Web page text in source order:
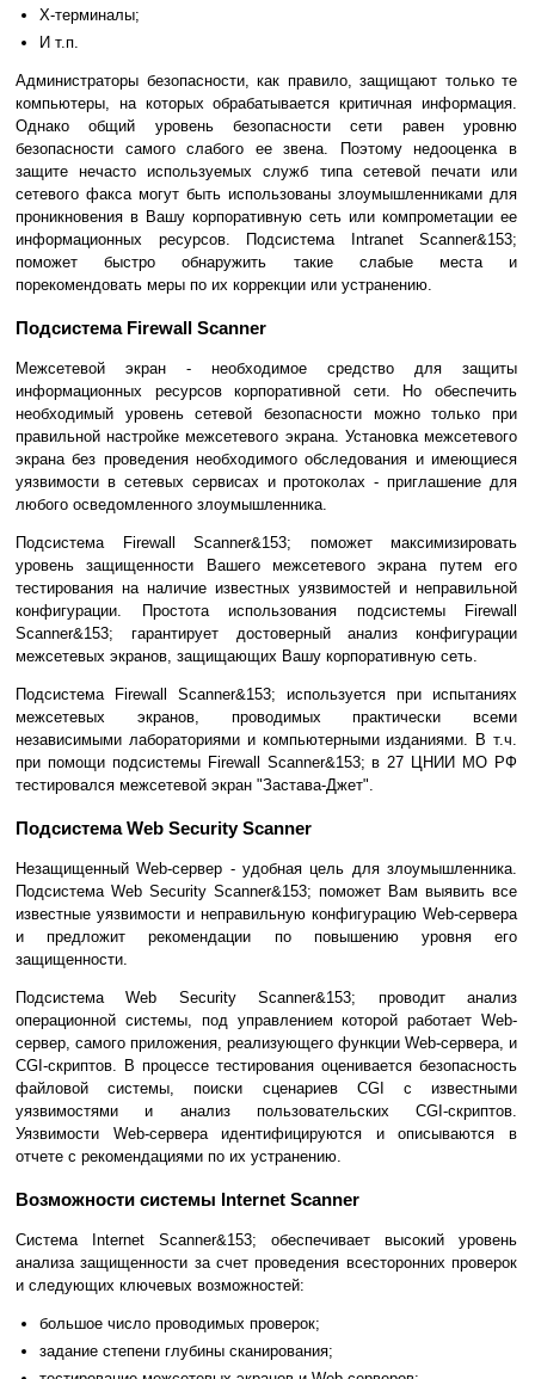
X-терминалы;
И т.п.
Администраторы безопасности, как правило, защищают только те
компьютеры, на которых обрабатывается критичная информация.
Однако общий уровень безопасности сети равен уровню
безопасности самого слабого ее звена. Поэтому недооценка в
защите нечасто используемых служб типа сетевой печати или
сетевого факса могут быть использованы злоумышленниками для
проникновения в Вашу корпоративную сеть или компрометации ее
информационных ресурсов. Подсистема Intranet Scanner&153;
поможет быстро обнаружить такие слабые места и
порекомендовать меры по их коррекции или устранению.
Подсистема Firewall Scanner
Межсетевой экран - необходимое средство для защиты
информационных ресурсов корпоративной сети. Но обеспечить
необходимый уровень сетевой безопасности можно только при
правильной настройке межсетевого экрана. Установка межсетевого
экрана без проведения необходимого обследования и имеющиеся
уязвимости в сетевых сервисах и протоколах - приглашение для
любого осведомленного злоумышленника.
Подсистема Firewall Scanner&153; поможет максимизировать
уровень защищенности Вашего межсетевого экрана путем его
тестирования на наличие известных уязвимостей и неправильной
конфигурации. Простота использования подсистемы Firewall
Scanner&153; гарантирует достоверный анализ конфигурации
межсетевых экранов, защищающих Вашу корпоративную сеть.
Подсистема Firewall Scanner&153; используется при испытаниях
межсетевых экранов, проводимых практически всеми
независимыми лабораториями и компьютерными изданиями. В т.ч.
при помощи подсистемы Firewall Scanner&153; в 27 ЦНИИ МО РФ
тестировался межсетевой экран "Застава-Джет".
Подсистема Web Security Scanner
Незащищенный Web-сервер - удобная цель для злоумышленника.
Подсистема Web Security Scanner&153; поможет Вам выявить все
известные уязвимости и неправильную конфигурацию Web-сервера
и предложит рекомендации по повышению уровня его
защищенности.
Подсистема Web Security Scanner&153; проводит анализ
операционной системы, под управлением которой работает Web-
сервер, самого приложения, реализующего функции Web-сервера, и
CGI-скриптов. В процессе тестирования оценивается безопасность
файловой системы, поиски сценариев CGI с известными
уязвимостями и анализ пользовательских CGI-скриптов.
Уязвимости Web-сервера идентифицируются и описываются в
отчете с рекомендациями по их устранению.
Возможности системы Internet Scanner
Система Internet Scanner&153; обеспечивает высокий уровень
анализа защищенности за счет проведения всесторонних проверок
и следующих ключевых возможностей:
большое число проводимых проверок;
задание степени глубины сканирования;